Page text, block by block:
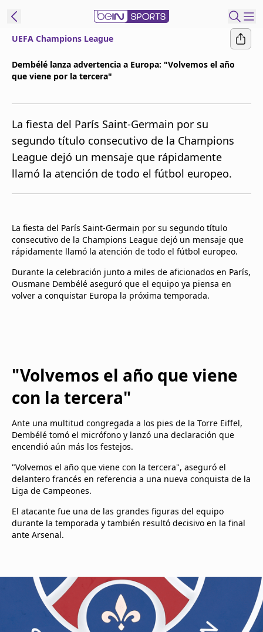
beIN XTRA
notificaciones
Contáctanos
UEFA Champions League
Dembélé lanza advertencia a Europa: "Volvemos el año
que viene por la tercera"
La fiesta del París Saint-Germain por su
segundo título consecutivo de la Champions
League dejó un mensaje que rápidamente
llamó la atención de todo el fútbol europeo.
La fiesta del París Saint-Germain por su segundo título
consecutivo de la Champions League dejó un mensaje que
rápidamente llamó la atención de todo el fútbol europeo.
Durante la celebración junto a miles de aficionados en París,
Ousmane Dembélé aseguró que el equipo ya piensa en
volver a conquistar Europa la próxima temporada.
"Volvemos el año que viene
con la tercera"
Ante una multitud congregada a los pies de la Torre Eiffel,
Dembélé tomó el micrófono y lanzó una declaración que
encendió aún más los festejos.
"Volvemos el año que viene con la tercera", aseguró el
delantero francés en referencia a una nueva conquista de la
Liga de Campeones.
El atacante fue una de las grandes figuras del equipo
durante la temporada y también resultó decisivo en la final
ante Arsenal.